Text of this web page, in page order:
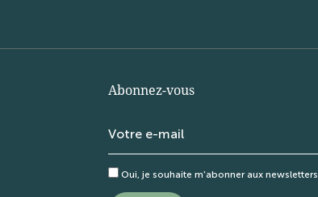
Abonnez-vous
Oui, je souhaite m'abonner aux newsletters